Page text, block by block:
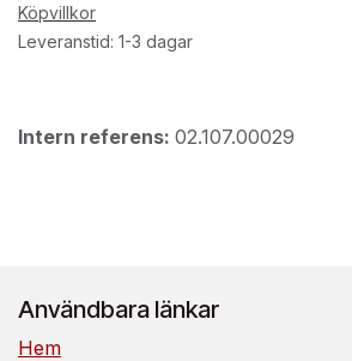
Köpvillkor
Leveranstid: 1-3 dagar
Intern referens: 02.107.00029
Användbara länkar
Hem